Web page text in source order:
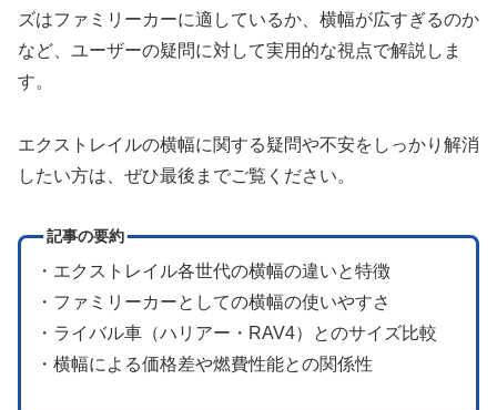
ズはファミリーカーに適しているか、横幅が広すぎるのか
など、ユーザーの疑問に対して実用的な視点で解説しま
す。
エクストレイルの横幅に関する疑問や不安をしっかり解消
したい方は、ぜひ最後までご覧ください。
記事の要約
・エクストレイル各世代の横幅の違いと特徴
・ファミリーカーとしての横幅の使いやすさ
・ライバル車（ハリアー・RAV4）とのサイズ比較
・横幅による価格差や燃費性能との関係性